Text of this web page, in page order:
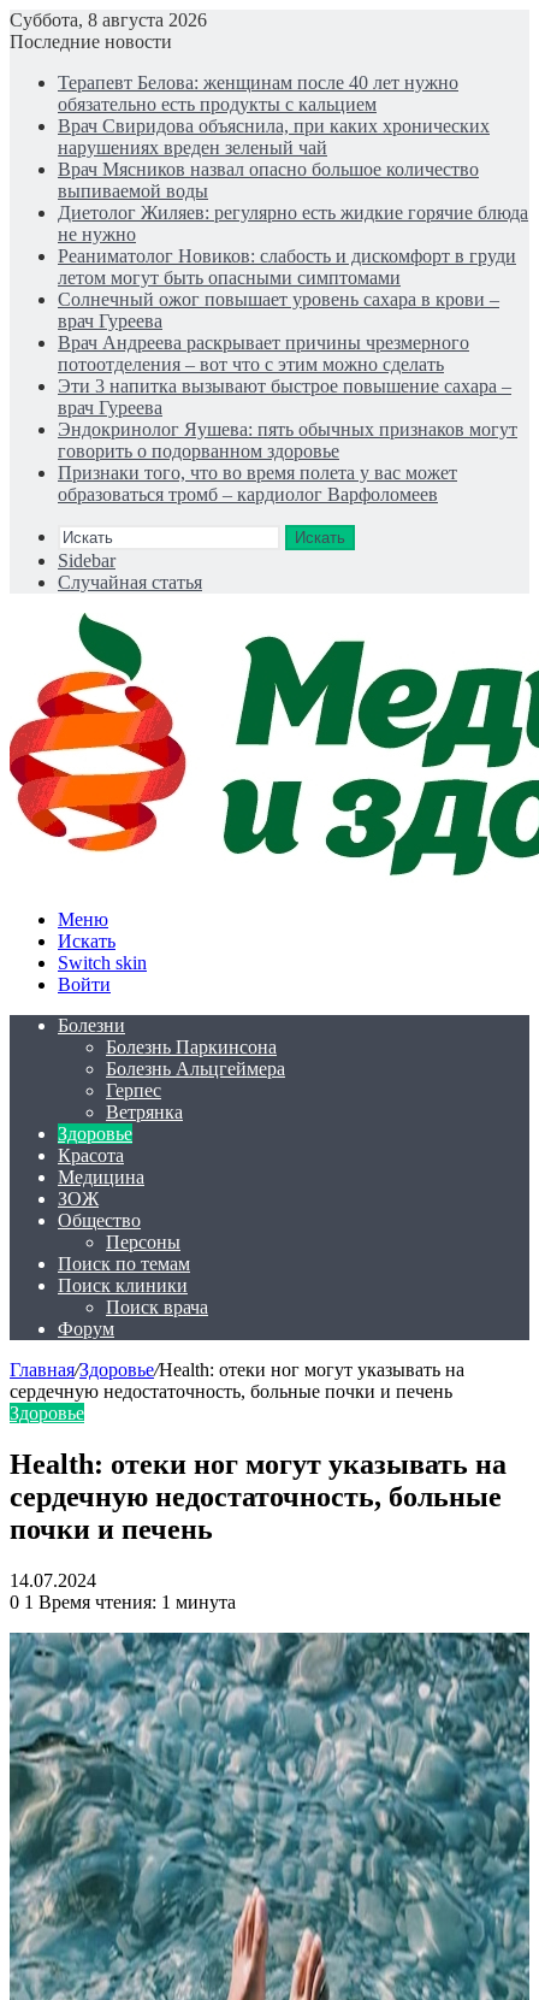
Суббота, 8 августа 2026
Последние новости
Терапевт Белова: женщинам после 40 лет нужно
обязательно есть продукты с кальцием
Врач Свиридова объяснила, при каких хронических
нарушениях вреден зеленый чай
Врач Мясников назвал опасно большое количество
выпиваемой воды
Диетолог Жиляев: регулярно есть жидкие горячие блюда
не нужно
Реаниматолог Новиков: слабость и дискомфорт в груди
летом могут быть опасными симптомами
Солнечный ожог повышает уровень сахара в крови –
врач Гуреева
Врач Андреева раскрывает причины чрезмерного
потоотделения – вот что с этим можно сделать
Эти 3 напитка вызывают быстрое повышение сахара –
врач Гуреева
Эндокринолог Яушева: пять обычных признаков могут
говорить о подорванном здоровье
Признаки того, что во время полета у вас может
образоваться тромб – кардиолог Варфоломеев
Искать
Sidebar
Случайная статья
Меню
Искать
Switch skin
Войти
Болезни
Болезнь Паркинсона
Болезнь Альцгеймера
Герпес
Ветрянка
Здоровье
Красота
Медицина
ЗОЖ
Общество
Персоны
Поиск по темам
Поиск клиники
Поиск врача
Форум
Главная/Здоровье/Health: отеки ног могут указывать на
сердечную недостаточность, больные почки и печень
Здоровье
Health: отеки ног могут указывать на
сердечную недостаточность, больные
почки и печень
14.07.2024
0 1 Время чтения: 1 минута